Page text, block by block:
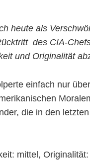
heute als
des CIA-
und Originalität
einfach nur über
die in den
mittel,